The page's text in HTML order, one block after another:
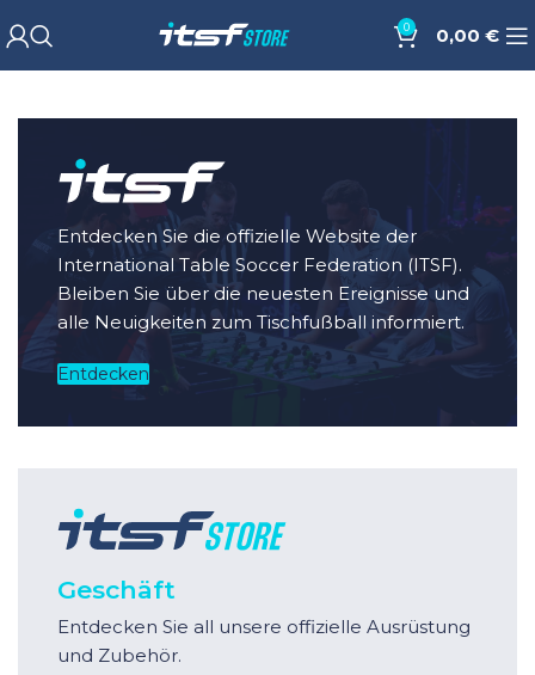
0 0,00 €
Entdecken Sie die offizielle Website der
International Table Soccer Federation (ITSF).
Bleiben Sie über die neuesten Ereignisse und
alle Neuigkeiten zum Tischfußball informiert.
Entdecken
Geschäft
Entdecken Sie all unsere offizielle Ausrüstung
und Zubehör.